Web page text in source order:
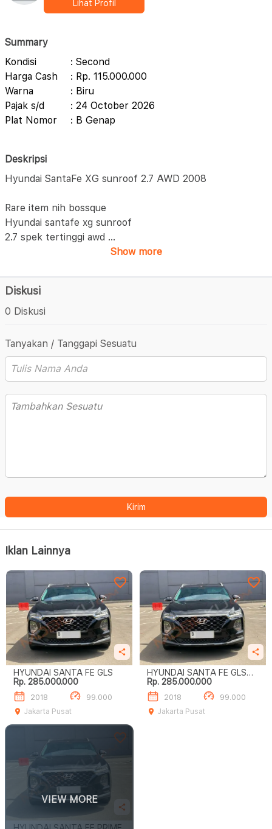
Lihat Profil
Summary
Kondisi
: Second
Harga Cash
: Rp. 115.000.000
Warna
: Biru
Pajak s/d
: 24 October 2026
Plat Nomor
: B Genap
Deskripsi
Hyundai SantaFe XG sunroof 2.7 AWD 2008
Rare item nih bossque
Hyundai santafe xg sunroof
2.7 spek tertinggi awd ...
Show more
Diskusi
0 Diskusi
Tanyakan / Tanggapi Sesuatu
Kirim
Iklan Lainnya
HYUNDAI SANTA FE GLS
Rp. 285.000.000
2018
99.000
Jakarta Pusat
HYUNDAI SANTA FE GLS
CRDI
Rp. 285.000.000
2018
99.000
Jakarta Pusat
VIEW MORE